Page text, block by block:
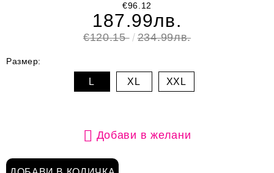
€96.12
187.99лв.
€120.15 234.99лв.
Размер:
L XL XXL
Добави в желани